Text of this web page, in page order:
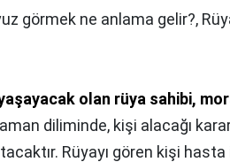
görmek ne anlama gelir?,
olan rüya sahibi,
diliminde, kişi alacağı
Rüyayı gören kişi